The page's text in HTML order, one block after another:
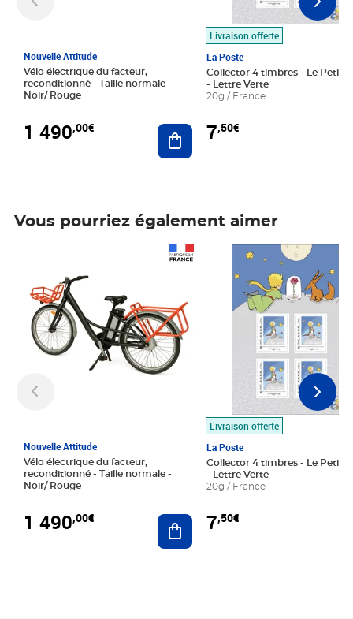
Nouvelle Attitude
Vélo électrique du facteur,
reconditionné - Taille normale -
Noir/ Rouge
1 490,00€ Ajouter au panier
Livraison offerte
La Poste
Collector 4 timbres - Le Petit
- Lettre Verte
20g / France
7,50€
Vous pourriez également aimer
Nouvelle Attitude
Vélo électrique du facteur,
reconditionné - Taille normale -
Noir/ Rouge
1 490,00€ Ajouter au panier
Livraison offerte
La Poste
Collector 4 timbres - Le Petit
- Lettre Verte
20g / France
7,50€
Prix 7,50€